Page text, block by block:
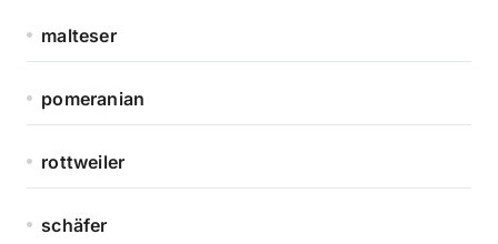
malteser
pomeranian
rottweiler
schäfer